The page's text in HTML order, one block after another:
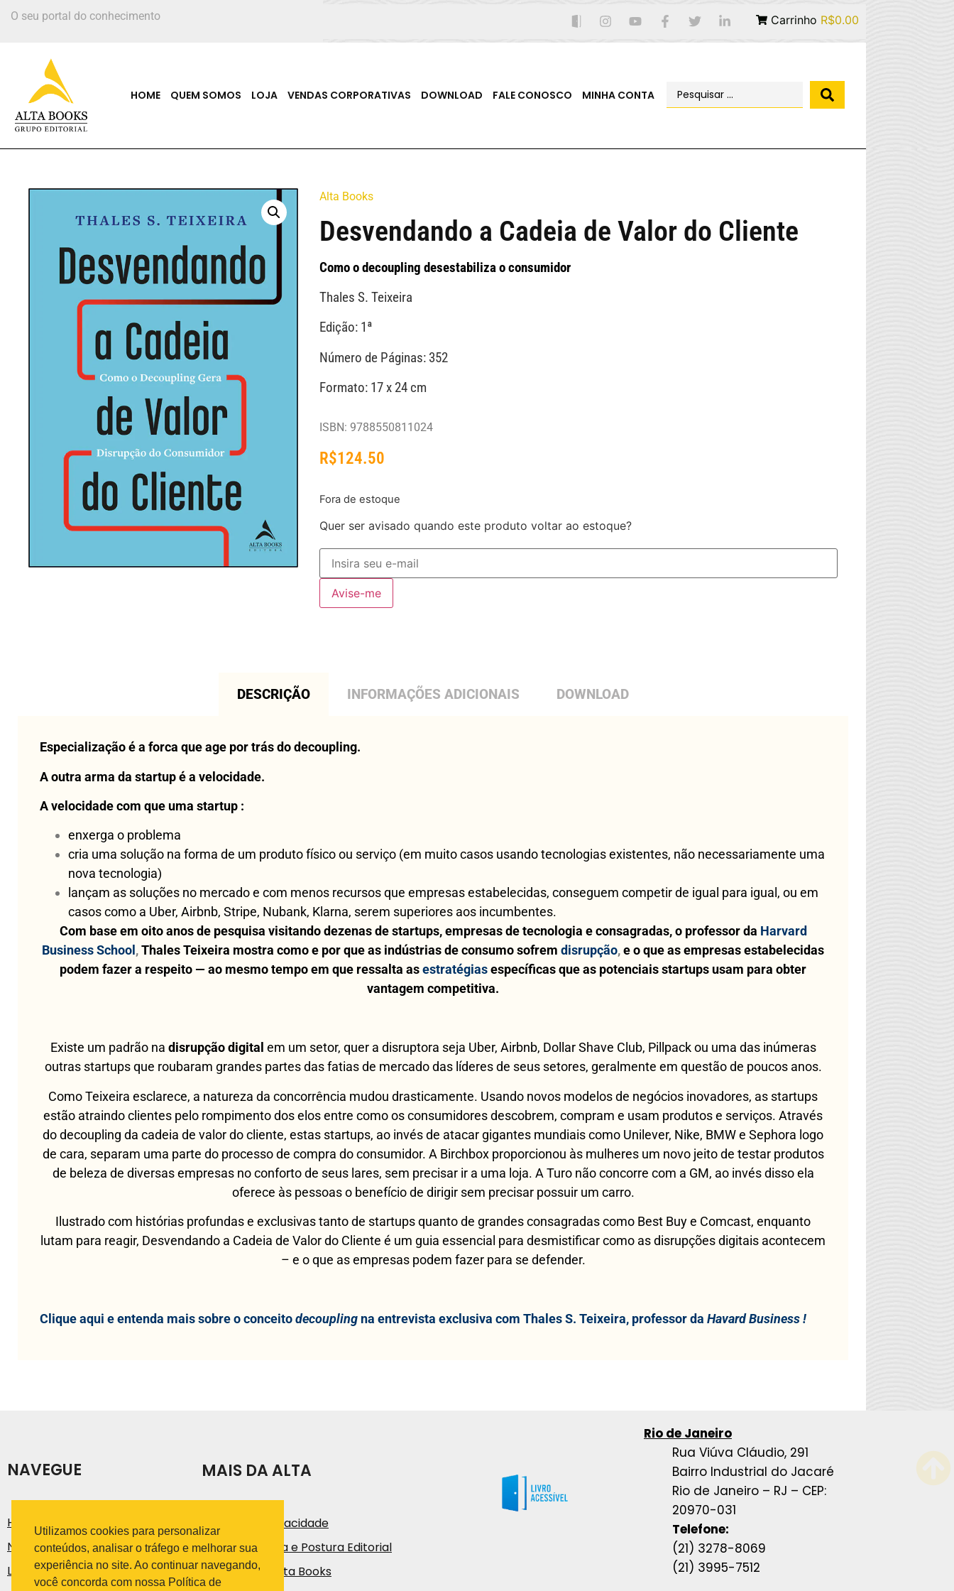
O seu portal do conhecimento Carrinho R$0.00
HOME QUEM SOMOS LOJA VENDAS CORPORATIVAS DOWNLOAD FALE CONOSCO MINHA CONTA
Alta Books
Desvendando a Cadeia de Valor do Cliente
Como o decoupling desestabiliza o consumidor
Thales S. Teixeira
Edição: 1ª
Número de Páginas: 352
Formato: 17 x 24 cm
ISBN: 9788550811024
R$124.50
Fora de estoque
Quer ser avisado quando este produto voltar ao estoque?
Avise-me
DESCRIÇÃO INFORMAÇÕES ADICIONAIS DOWNLOAD
Especialização é a forca que age por trás do decoupling.
A outra arma da startup é a velocidade.
A velocidade com que uma startup :
enxerga o problema
cria uma solução na forma de um produto físico ou serviço (em muito casos usando tecnologias existentes, não necessariamente uma
nova tecnologia)
lançam as soluções no mercado e com menos recursos que empresas estabelecidas, conseguem competir de igual para igual, ou em
casos como a Uber, Airbnb, Stripe, Nubank, Klarna, serem superiores aos incumbentes.
Com base em oito anos de pesquisa visitando dezenas de startups, empresas de tecnologia e consagradas, o professor da Harvard
Business School ,Thales Teixeira mostra como e por que as indústrias de consumo sofrem disrupção,e o que as empresas estabelecidas
podem fazer a respeito — ao mesmo tempo em que ressalta asestratégiasespecíficasque as potenciaisstartups usam para obter
vantagem competitiva.
Existe um padrão na disrupção digital em um setor, quer a disruptora seja Uber, Airbnb, Dollar Shave Club, Pillpack ou uma das inúmeras
outras startups que roubaram grandes partes das fatias de mercado das líderes de seus setores, geralmente em questão de poucos anos.
Como Teixeira esclarece, a natureza da concorrência mudou drasticamente. Usando novos modelos de negócios inovadores, as startups
estão atraindo clientes pelo rompimento dos elos entre como os consumidores descobrem, compram e usam produtos e serviços. Através
do decoupling da cadeia de valor do cliente, estas startups, ao invés de atacar gigantes mundiais como Unilever, Nike, BMW e Sephora logo
de cara, separam uma parte do processo de compra do consumidor. A Birchbox proporcionou às mulheres um novo jeito de testar produtos
de beleza de diversas empresas no conforto de seus lares, sem precisar ir a uma loja. A Turo não concorre com a GM, ao invés disso ela
oferece às pessoas o benefício de dirigir sem precisar possuir um carro.
Ilustrado com histórias profundas e exclusivas tanto de startups quanto de grandes consagradas como Best Buy e Comcast, enquanto
lutam para reagir, Desvendando a Cadeia de Valor do Cliente é um guia essencial para desmistificar como as disrupções digitais acontecem
– e o que as empresas podem fazer para se defender.
Clique aqui e entenda mais sobre o conceitodecoupling na entrevista exclusiva com Thales S. Teixeira, professor da Havard Business !
NAVEGUE
História
Notícias e Artigos
Loja
MAIS DA ALTA
Política de Privacidade
Código de Ética e Postura Editorial
Trabalhe na Alta Books
Rio de Janeiro
Rua Viúva Cláudio, 291
Bairro Industrial do Jacaré
Rio de Janeiro – RJ – CEP:
20970-031
Telefone:
(21) 3278-8069
(21) 3995-7512
Utilizamos cookies para personalizar
conteúdos, analisar o tráfego e melhorar sua
experiência no site. Ao continuar navegando,
você concorda com nossa Política de